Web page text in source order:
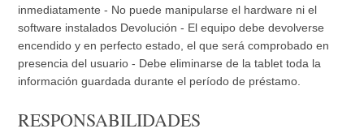
inmediatamente - No puede manipularse el hardware ni el
software instalados Devolución - El equipo debe devolverse
encendido y en perfecto estado, el que será comprobado en
presencia del usuario - Debe eliminarse de la tablet toda la
información guardada durante el período de préstamo.
RESPONSABILIDADES